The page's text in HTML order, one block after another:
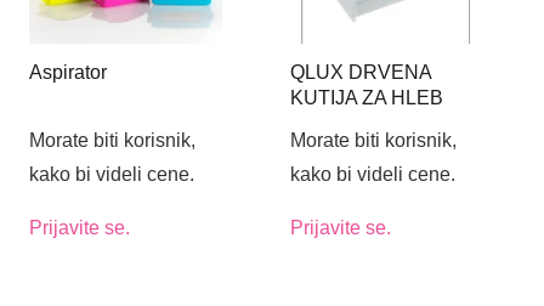
Aspirator
Morate biti korisnik,
kako bi videli cene.
Prijavite se.
QLUX DRVENA
KUTIJA ZA HLEB
Morate biti korisnik,
kako bi videli cene.
Prijavite se.